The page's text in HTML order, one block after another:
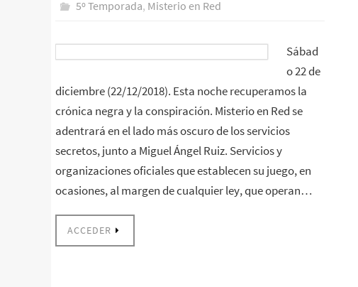
5º Temporada, Misterio en Red
Sábad
o 22 de
diciembre (22/12/2018). Esta noche recuperamos la
crónica negra y la conspiración. Misterio en Red se
adentrará en el lado más oscuro de los servicios
secretos, junto a Miguel Ángel Ruiz. Servicios y
organizaciones oficiales que establecen su juego, en
ocasiones, al margen de cualquier ley, que operan…
ACCEDER